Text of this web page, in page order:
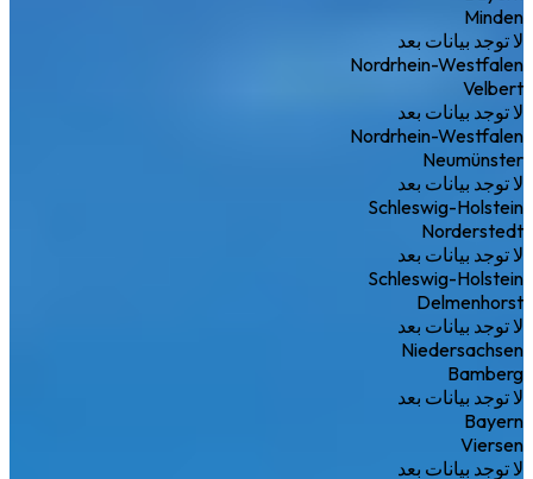
Minden
لا توجد بيانات بعد
Nordrhein-Westfalen
Velbert
لا توجد بيانات بعد
Nordrhein-Westfalen
Neumünster
لا توجد بيانات بعد
Schleswig-Holstein
Norderstedt
لا توجد بيانات بعد
Schleswig-Holstein
Delmenhorst
لا توجد بيانات بعد
Niedersachsen
Bamberg
لا توجد بيانات بعد
Bayern
Viersen
لا توجد بيانات بعد